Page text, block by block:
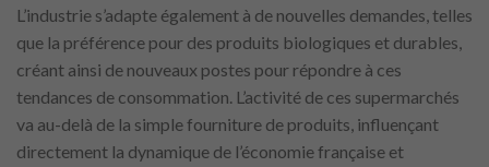
L’industrie s’adapte également à de nouvelles demandes, telles
que la préférence pour des produits biologiques et durables,
créant ainsi de nouveaux postes pour répondre à ces
tendances de consommation. L’activité de ces supermarchés
va au-delà de la simple fourniture de produits, influençant
directement la dynamique de l’économie française et